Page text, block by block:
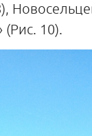
(Рис. 10).